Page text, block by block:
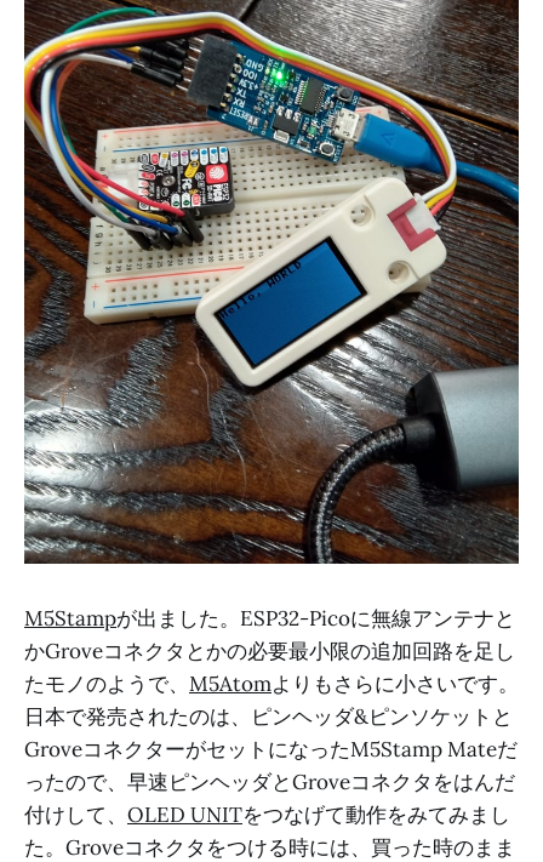
M5Stampが出ました。ESP32-Picoに無線アンテナと
かGroveコネクタとかの必要最小限の追加回路を足し
たモノのようで、 M5Atomよりもさらに小さいです。
日本で発売されたのは、ピンヘッダ&ピンソケットと
GroveコネクターがセットになったM5Stamp Mateだ
ったので、早速ピンヘッダとGroveコネクタをはんだ
付けして、 OLED UNITをつなげて動作をみてみまし
た。Groveコネクタをつける時には、買った時のまま